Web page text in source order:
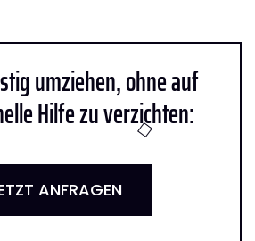
umziehen, ohne auf
Hilfe zu verzichten:
ANFRAGEN